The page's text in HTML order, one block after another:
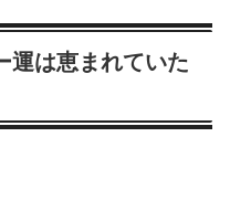
運は恵まれていた